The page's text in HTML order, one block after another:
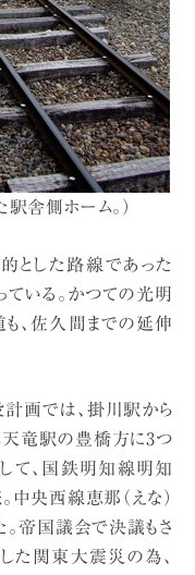
舎側ホーム。）
とした路線であった
ている。かつての光明
、佐久間までの延伸
画では、掛川駅から
天竜駅の豊橋方に3つ
て、国鉄明知線明知
央西線恵那（えな）
。帝国議会で決議もさ
た関東大震災の為、